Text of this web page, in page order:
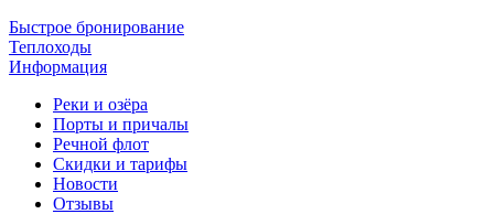
Быстрое бронирование
Теплоходы
Информация
Реки и озёра
Порты и причалы
Речной флот
Скидки и тарифы
Новости
Отзывы